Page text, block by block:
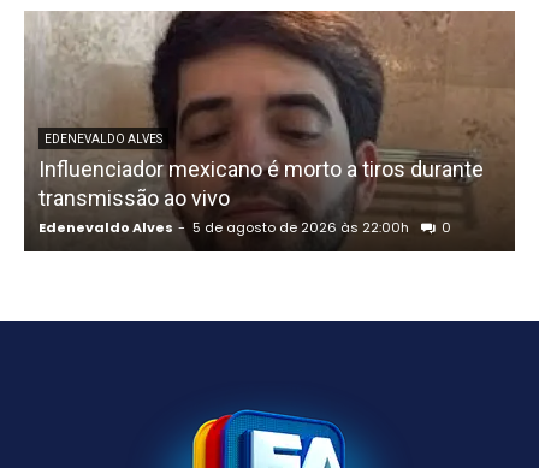
EDENEVALDO ALVES
Influenciador mexicano é morto a tiros durante
transmissão ao vivo
Edenevaldo Alves - 5 de agosto de 2026 às 22:00h 0